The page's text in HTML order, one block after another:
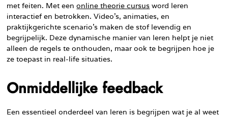
met feiten. Met eenonline theorie cursus word leren
interactief en betrokken. Video’s, animaties, en
praktijkgerichte scenario’s maken de stof levendig en
begrijpelijk. Deze dynamische manier van leren helpt je niet
alleen de regels te onthouden, maar ook te begrijpen hoe je
ze toepast in real-life situaties.
Onmiddellijke feedback
Een essentieel onderdeel van leren is begrijpen wat je al weet